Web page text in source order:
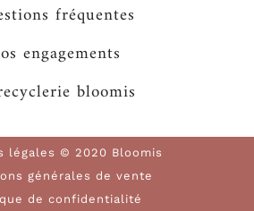
fréquentes
engagements
bloomis
légales © 2020 Bloomis
générales de vente
de confidentialité